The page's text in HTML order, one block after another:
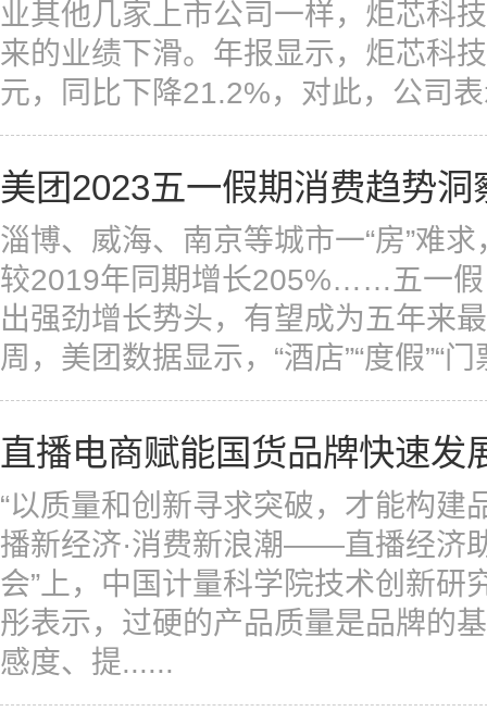
业其他几家上市公司一样，炬芯科
来的业绩下滑。年报显示，炬芯科
元，同比下降21.2%，对此，公司
美团2023五一假期消费趋势
淄博、威海、南京等城市一“房”难
较2019年同期增长205%……五一假
出强劲增长势头，有望成为五年来
周，美团数据显示，“酒店”“度假”“
直播电商赋能国货品牌快速发
“以质量和创新寻求突破，才能构建
播新经济·消费新浪潮——直播经济
会”上，中国计量科学院技术创新研
彤表示，过硬的产品质量是品牌的
感度、提......